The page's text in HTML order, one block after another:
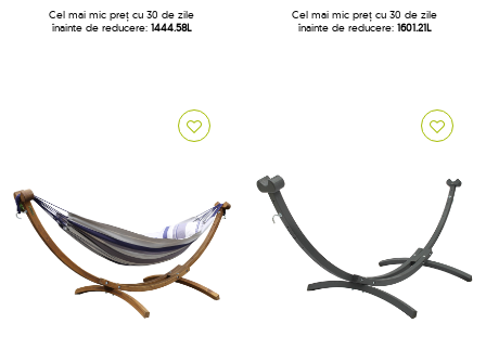
Cel mai mic preț cu 30 de zile
înainte de reducere: 1444.58L
Cel mai mic preț cu 30 de zile
înainte de reducere: 1601.21L